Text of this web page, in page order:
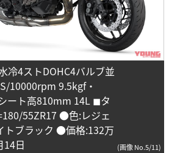
冷4ストDOHC4バルブ並
10000rpm 9.5kgf・
ート高810mm 14L ◼︎タ
55ZR17 ●色:レジェ
トブラック ●価格:132万
日
(画像 No.5/11)